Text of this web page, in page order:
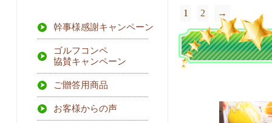
幹事様感謝キャンペーン
ゴルフコンペ
協賛キャンペーン
ご贈答用商品
お客様からの声
1 2 →